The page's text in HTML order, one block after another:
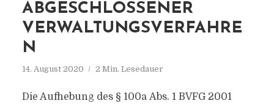
BGESCHLOSSENER V
ERWALTUNGSVERFAHREN
14. August 2020 2 Min. Lesedauer
Die Aufhebung des § 100a Abs. 1 BVFG 2001